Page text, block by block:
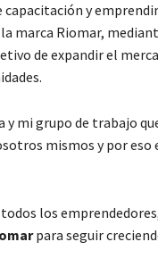
capacitación y
marca Riomar,
de expandir el
mi grupo de trabajo
mismos y por eso
los
para seguir